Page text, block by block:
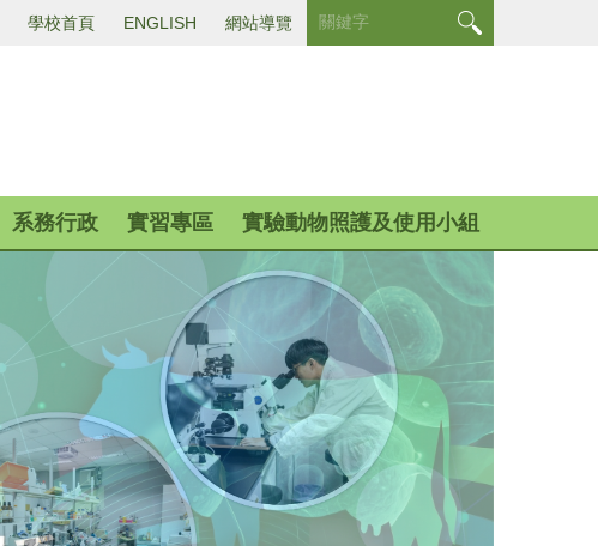
學校首頁 ENGLISH 網站導覽
系務行政 實習專區 實驗動物照護及使用小組